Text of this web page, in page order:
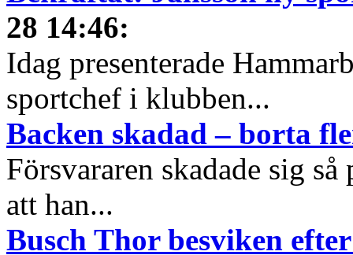
28 14:46:
Idag presenterade
sportchef i klubben...
Backen skadad – borta
Försvararen skadade sig
att han...
Busch Thor besviken